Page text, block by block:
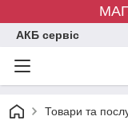
АКБ сервіс
Товари та